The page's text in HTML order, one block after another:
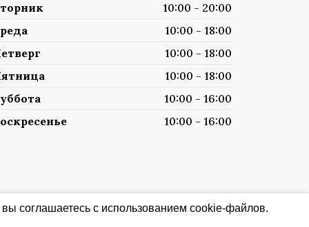
10:00 - 20:00
10:00 - 18:00
10:00 - 18:00
10:00 - 18:00
10:00 - 16:00
10:00 - 16:00
соглашаетесь с использованием cookie-файлов.